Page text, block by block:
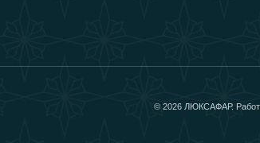
© 2026 ЛЮКСАФАР.